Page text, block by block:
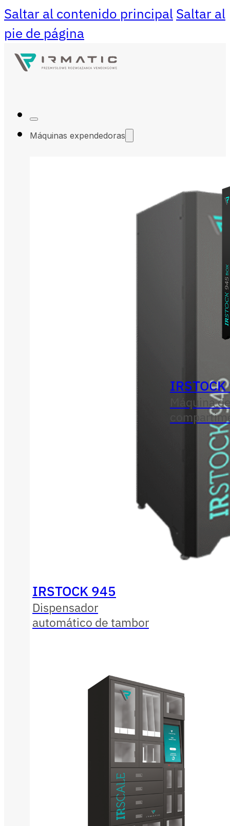
Saltar al contenido principal Saltar al
pie de página
Máquinas expendedoras
IRSTOCK 945
Dispensador
automático de tambor
Máquina